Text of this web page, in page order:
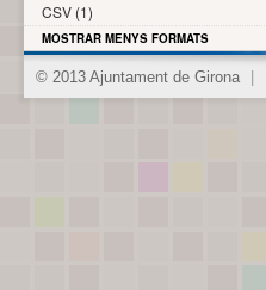
CSV (1)
MOSTRAR MENYS FORMATS
© 2013 Ajuntament de Girona